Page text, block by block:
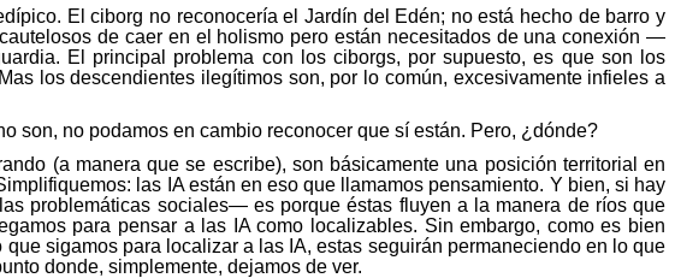
. El ciborg no reconocería el Jardín del Edén; no está hecho de barro y
de caer en el holismo pero están necesitados de una conexión —
El principal problema con los ciborgs, por supuesto, es que son los
los descendientes ilegítimos son, por lo común, excesivamente infieles a
son, no podamos en cambio reconocer que sí están. Pero, ¿dónde?
(a manera que se escribe), son básicamente una posición territorial en
las IA están en eso que llamamos pensamiento. Y bien, si hay
problemáticas sociales— es porque éstas fluyen a la manera de ríos que
para pensar a las IA como localizables. Sin embargo, como es bien
sigamos para localizar a las IA, estas seguirán permaneciendo en lo que
donde, simplemente, dejamos de ver.